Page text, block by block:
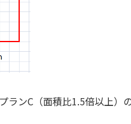
ンC（面積比1.5倍以上）